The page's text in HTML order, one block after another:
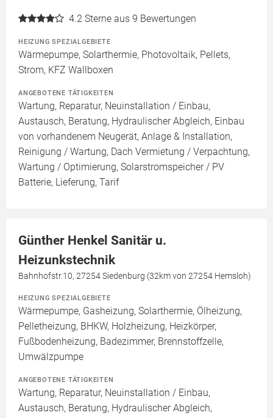
4.2 Sterne aus 9 Bewertungen
HEIZUNG SPEZIALGEBIETE
Wärmepumpe, Solarthermie, Photovoltaik, Pellets,
Strom, KFZ Wallboxen
ANGEBOTENE TÄTIGKEITEN
Wartung, Reparatur, Neuinstallation / Einbau,
Austausch, Beratung, Hydraulischer Abgleich, Einbau
von vorhandenem Neugerät, Anlage & Installation,
Reinigung / Wartung, Dach Vermietung / Verpachtung,
Wartung / Optimierung, Solarstromspeicher / PV
Batterie, Lieferung, Tarif
Günther Henkel Sanitär u.
Heizunkstechnik
Bahnhofstr.10, 27254 Siedenburg (32km von 27254 Hemsloh)
HEIZUNG SPEZIALGEBIETE
Wärmepumpe, Gasheizung, Solarthermie, Ölheizung,
Pelletheizung, BHKW, Holzheizung, Heizkörper,
Fußbodenheizung, Badezimmer, Brennstoffzelle,
Umwälzpumpe
ANGEBOTENE TÄTIGKEITEN
Wartung, Reparatur, Neuinstallation / Einbau,
Austausch, Beratung, Hydraulischer Abgleich,